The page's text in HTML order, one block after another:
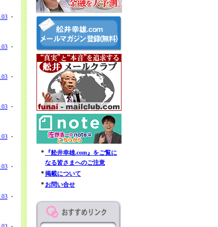
・
・
・
・
・
・
・
*
『舩井幸雄.com』をご覧に
なる皆さまへのご注意
*掲載について
* お問い合せ